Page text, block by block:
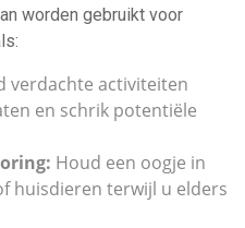
worden gebruikt voor
verdachte activiteiten
en schrik potentiële
Houd een oogje in
huisdieren terwijl u elders